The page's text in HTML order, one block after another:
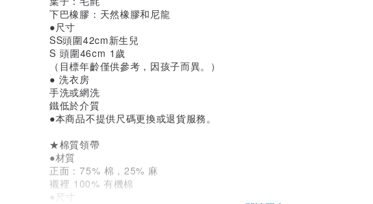
下巴橡膠：天然橡膠和尼龍
●尺寸
SS頭圍42cm新生兒
S 頭圍46cm 1歲
（目標年齡僅供參考，因孩子而異。）
● 洗衣房
手洗或網洗
鐵低於介質
●本商品不提供尺碼更換或退貨服務。
★棉質領帶
●材質
正面：75% 棉，25% 麻
襯裡 100% 有機棉
●尺寸